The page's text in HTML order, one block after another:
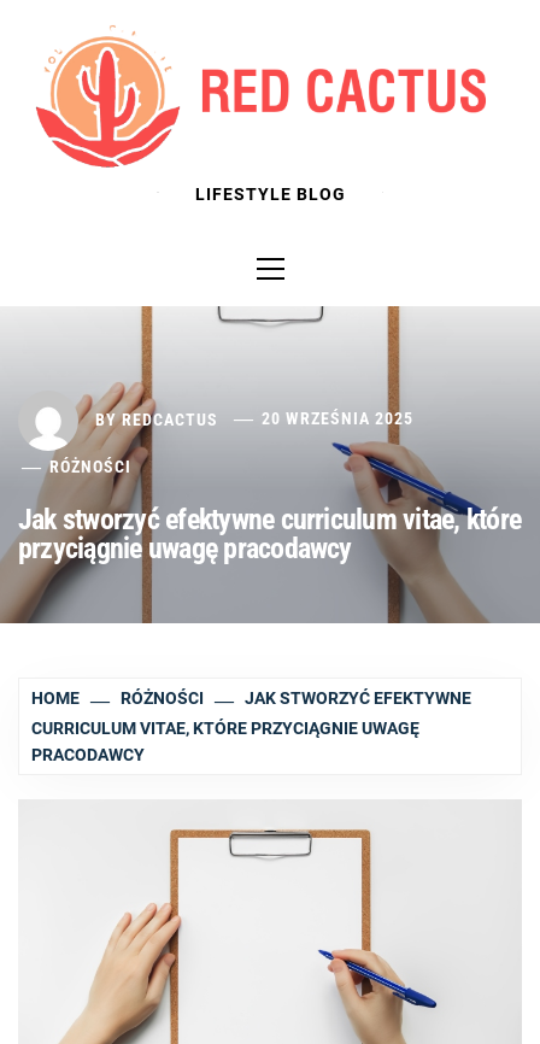
content
LIFESTYLE BLOG
Menu
BYREDCACTUS 20 WRZEŚNIA 2025
RÓŻNOŚCI
Jak stworzyć efektywne curriculum vitae, które
przyciągnie uwagę pracodawcy
HOME RÓŻNOŚCI
JAK STWORZYĆ EFEKTYWNE
CURRICULUM VITAE, KTÓRE PRZYCIĄGNIE UWAGĘ
PRACODAWCY